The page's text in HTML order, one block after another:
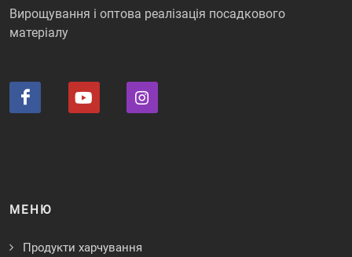
Вирощування і оптова реалізація посадкового
матеріалу
МЕНЮ
Продукти харчування